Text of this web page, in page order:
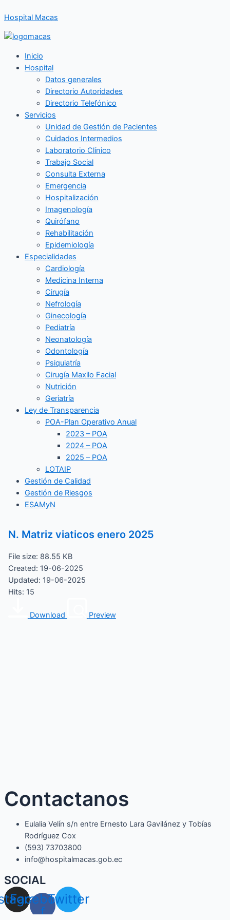
al
contenido
Hospital Macas
Inicio
Hospital
Datos generales
Directorio Autoridades
Directorio Telefónico
Servicios
Unidad de Gestión de Pacientes
Cuidados Intermedios
Laboratorio Clínico
Trabajo Social
Consulta Externa
Emergencia
Hospitalización
Imagenología
Quirófano
Rehabilitación
Epidemiología
Especialidades
Cardiología
Medicina Interna
Cirugía
Nefrología
Ginecología
Pediatría
Neonatología
Odontología
Psiquiatría
Cirugía Maxilo Facial
Nutrición
Geriatría
Ley de Transparencia
POA-Plan Operativo Anual
2023 – POA
2024 – POA
2025 – POA
LOTAIP
Gestión de Calidad
Gestión de Riesgos
ESAMyN
N. Matriz viaticos enero 2025
File size: 88.55 KB
Created: 19-06-2025
Updated: 19-06-2025
Hits: 15
Download Preview
Contactanos
Eulalia Velín s/n entre Ernesto Lara Gavilánez y Tobías
Rodríguez Cox
(593) 73703800​
info@hospitalmacas.gob.ec
SOCIAL
Facebook-
f
Twitter